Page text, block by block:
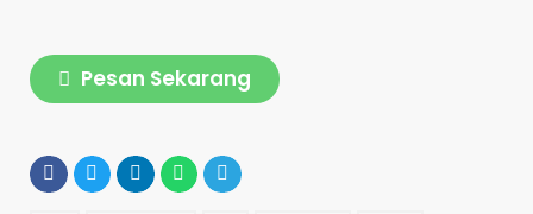
Pesan Sekarang